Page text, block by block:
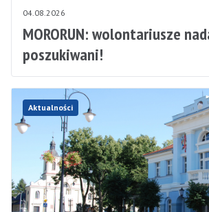
04.08.2026
MORORUN: wolontariusze
poszukiwani!
Aktualności